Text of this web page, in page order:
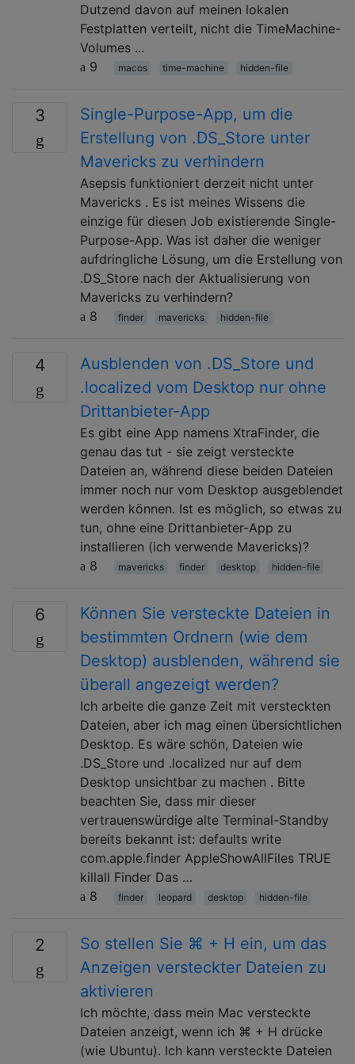
Dutzend davon auf meinen lokalen
Festplatten verteilt, nicht die TimeMachine-
Volumes ...
9
macos time-machine hidden-file
3
Single-Purpose-App, um die
Erstellung von .DS_Store unter
Mavericks zu verhindern
Asepsis funktioniert derzeit nicht unter
Mavericks . Es ist meines Wissens die
einzige für diesen Job existierende Single-
Purpose-App. Was ist daher die weniger
aufdringliche Lösung, um die Erstellung von
.DS_Store nach der Aktualisierung von
Mavericks zu verhindern?
8
finder mavericks hidden-file
4
Ausblenden von .DS_Store und
.localized vom Desktop nur ohne
Drittanbieter-App
Es gibt eine App namens XtraFinder, die
genau das tut - sie zeigt versteckte
Dateien an, während diese beiden Dateien
immer noch nur vom Desktop ausgeblendet
werden können. Ist es möglich, so etwas zu
tun, ohne eine Drittanbieter-App zu
installieren (ich verwende Mavericks)?
8
mavericks finder desktop hidden-file
6
Können Sie versteckte Dateien in
bestimmten Ordnern (wie dem
Desktop) ausblenden, während sie
überall angezeigt werden?
Ich arbeite die ganze Zeit mit versteckten
Dateien, aber ich mag einen übersichtlichen
Desktop. Es wäre schön, Dateien wie
.DS_Store und .localized nur auf dem
Desktop unsichtbar zu machen . Bitte
beachten Sie, dass mir dieser
vertrauenswürdige alte Terminal-Standby
bereits bekannt ist: defaults write
com.apple.finder AppleShowAllFiles TRUE
killall Finder Das …
8
finder leopard desktop hidden-file
2
So stellen Sie ⌘ + H ein, um das
Anzeigen versteckter Dateien zu
aktivieren
Ich möchte, dass mein Mac versteckte
Dateien anzeigt, wenn ich ⌘ + H drücke
(wie Ubuntu). Ich kann versteckte Dateien